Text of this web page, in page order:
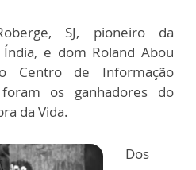
SJ, pioneiro da
Índia, e dom Roland Abou
Centro de Informação
os ganhadores do
da Vida.
Dos